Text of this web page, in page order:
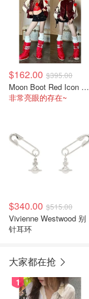
$162.00 $395.00
Moon Boot Red Icon 尼龙靴 红色
非常亮眼的存在~
$340.00 $515.00
Vivienne Westwood 别
针耳环
大家都在抢
1